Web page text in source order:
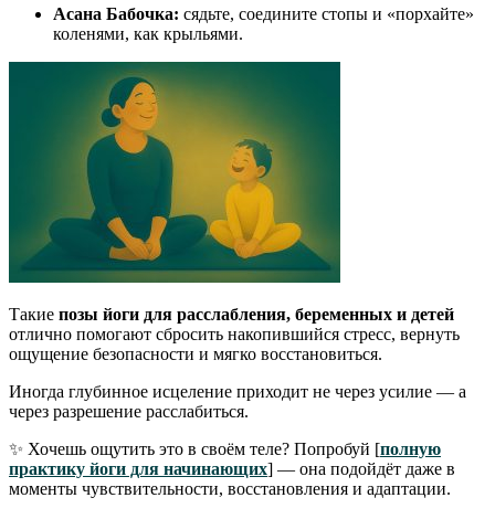
Асана Бабочка: сядьте, соедините стопы и «порхайте»
коленями, как крыльями.
Такие позы йоги для расслабления, беременных и детей
отлично помогают сбросить накопившийся стресс, вернуть
ощущение безопасности и мягко восстановиться.
Иногда глубинное исцеление приходит не через усилие — а
через разрешение расслабиться.
✨ Хочешь ощутить это в своём теле? Попробуй [полную
практику йоги для начинающих] — она подойдёт даже в
моменты чувствительности, восстановления и адаптации.